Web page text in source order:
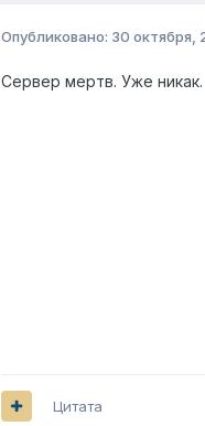
Опубликовано: 30 октября,
Сервер мертв. Уже никак.
Цитата